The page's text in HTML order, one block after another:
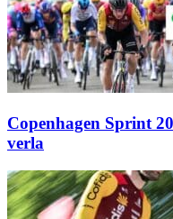
Copenhagen Sprint
verla